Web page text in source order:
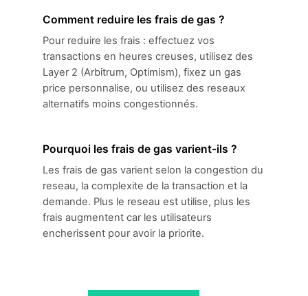
Comment reduire les frais de gas ?
Pour reduire les frais : effectuez vos
transactions en heures creuses, utilisez des
Layer 2 (Arbitrum, Optimism), fixez un gas
price personnalise, ou utilisez des reseaux
alternatifs moins congestionnés.
Pourquoi les frais de gas varient-ils ?
Les frais de gas varient selon la congestion du
reseau, la complexite de la transaction et la
demande. Plus le reseau est utilise, plus les
frais augmentent car les utilisateurs
encherissent pour avoir la priorite.